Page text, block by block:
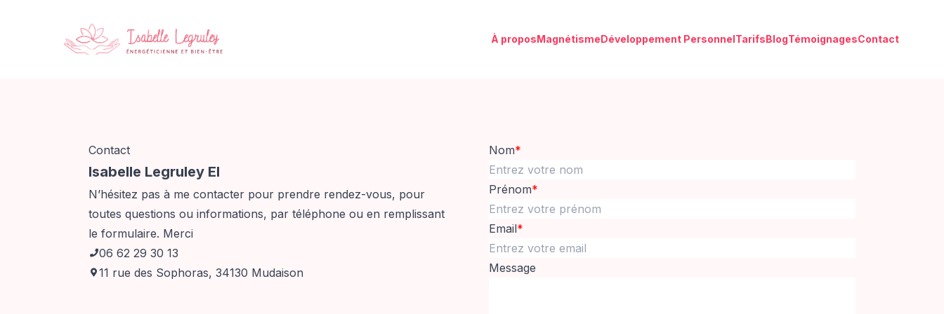
À proposMagnétismeDéveloppement PersonnelTarifsBlogTémoignagesContact
Contact
Isabelle Legruley EI
N’hésitez pas à me contacter pour prendre rendez-vous, pour
toutes questions ou informations, par téléphone ou en remplissant
le formulaire. Merci
06 62 29 30 13
11 rue des Sophoras, 34130 Mudaison
Nom*
Prénom*
Email*
Message